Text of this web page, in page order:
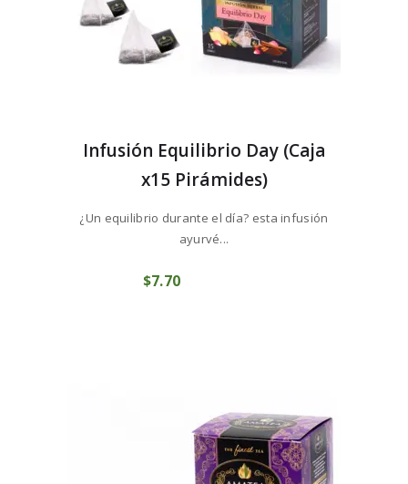
Infusión Equilibrio Day (Caja
x15 Pirámides)
¿Un equilibrio durante el día? esta infusión
ayurvé...
$7 70